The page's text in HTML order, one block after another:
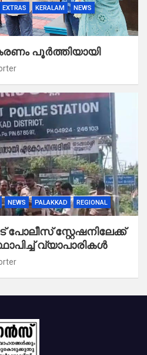
EXTRAS KERALAM
NEWS
പൂർത്തിയായി
NEWS PALAKKAD REGIONAL
പോലീസ് സ്റ്റേഷനിലേക്ക്
വ്യാപാരികൾ